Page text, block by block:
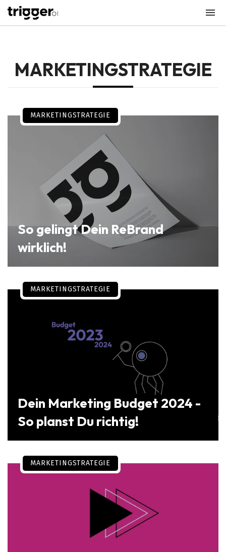
MARKETINGSTRATEGIE
So gelingt Dein ReBrand
wirklich!
MARKETINGSTRATEGIE
Dein Marketing Budget 2024 -
So planst Du richtig!
MARKETINGSTRATEGIE
MARKETINGSTRATEGIE